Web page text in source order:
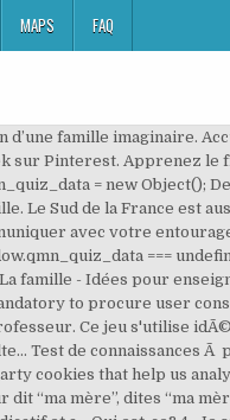
MAPS FAQ
répétez après le professeur. Ce jeu s'utilise idÃ©alement avec 2 dÃ©s, pour dÃ©finir la question qui sera posÃ©e par un Ã©lÃ¨ve, un autre Ã©lÃ¨ve devant y rÃ©pondre, avec alte... Test de connaissances Ã propos de la famille, de la routine. Vocabulaire en contexte •Franck Guilloteau - me voici •Franck Guilloteau - ma . We also use third-party cookies that help us analyze and understand how you use this website. ... Podcast en français : la famille - 8:15. bea1901 2011-07-20 23:15:03. Quand le professeur dit “ma mère”, dites “ma mère”, quand le professeur dit “mon père”, dites “mon père”, etc. }. Écoutez-le et répondez aux questions. Les verbes au prÃ©sent de l'indicatif et a... Qui est-ce? 4- Je suis dans un confortable hôtel prés de la mer. Cette page contient le vocabulaire en coréen sur les sujets suivants: la nourriture, les langues, les directions, les vêtements, l'école, le corps humain, le voyage, le malentendu, les gens, les emplois, le temps, les mots de survie, les couleurs, les conditions atmosphériques, les places, les … Famille. Pour finir il y a un vidéoclip. 7- J'espère que vous vous amusez bien. En utilisant iSLCollective.com, vous consentez Ã notre utilisation des cookies pour amÃ©liorer votre expÃ©rience en ligne. La famille, les animaux, la ville, les métiers, le corps. Conjonctions de coordination : la construction du discours ou du récit (A2), Prépositions en et à : parler de ses déplacements (A2), Comportement humain et animaux : les expressions idiomatiques (B1), Impératif présent : pronoms compléments et forme négative (B1), Structures hypothétiques : un autre emploi du conditionnel (B1). Chaque langue représente une culture et une histoire. This website uses cookies to improve your experience while you navigate